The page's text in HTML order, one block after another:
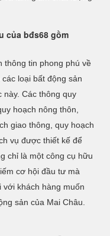
của bđs68 gồm
thông tin phong phú về
loại bất động sản
này. Các thông quy
hoạch nông thôn,
giao thông, quy hoạch
vụ được thiết kế để
chỉ là một công cụ hữu
cơ hội đầu tư mà
với khách hàng muốn
sản của Mai Châu.